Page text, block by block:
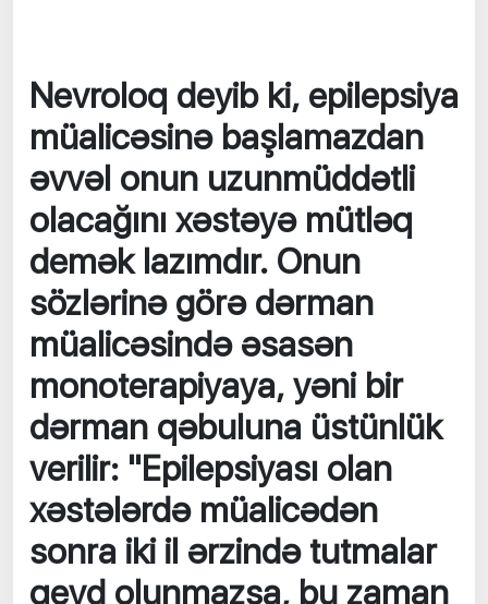
Nevroloq deyib ki, epilepsiya
müalicəsinə başlamazdan
əvvəl onun uzunmüddətli
olacağını xəstəyə mütləq
demək lazımdır. Onun
sözlərinə görə dərman
müalicəsində əsasən
monoterapiyaya, yəni bir
dərman qəbuluna üstünlük
verilir: "Epilepsiyası olan
xəstələrdə müalicədən
sonra iki il ərzində tutmalar
qeyd olunmazsa, bu zaman